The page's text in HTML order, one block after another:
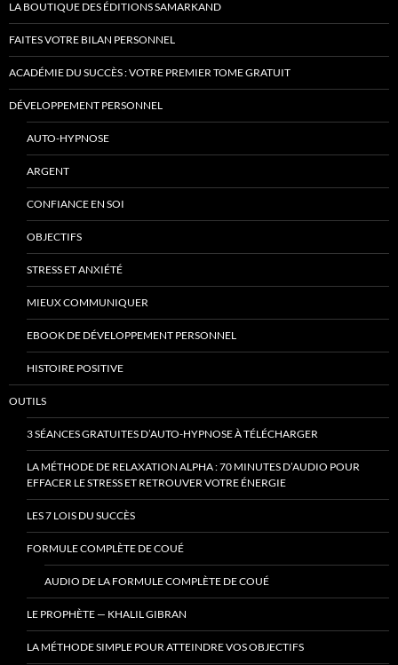
LA BOUTIQUE DES ÉDITIONS SAMARKAND
FAITES VOTRE BILAN PERSONNEL
ACADÉMIE DU SUCCÈS : VOTRE PREMIER TOME GRATUIT
DÉVELOPPEMENT PERSONNEL
AUTO-HYPNOSE
ARGENT
CONFIANCE EN SOI
OBJECTIFS
STRESS ET ANXIÉTÉ
MIEUX COMMUNIQUER
EBOOK DE DÉVELOPPEMENT PERSONNEL
HISTOIRE POSITIVE
OUTILS
3 SÉANCES GRATUITES D’AUTO-HYPNOSE À TÉLÉCHARGER
LA MÉTHODE DE RELAXATION ALPHA : 70 MINUTES D’AUDIO POUR
EFFACER LE STRESS ET RETROUVER VOTRE ÉNERGIE
LES 7 LOIS DU SUCCÈS
FORMULE COMPLÈTE DE COUÉ
AUDIO DE LA FORMULE COMPLÈTE DE COUÉ
LE PROPHÈTE — KHALIL GIBRAN
LA MÉTHODE SIMPLE POUR ATTEINDRE VOS OBJECTIFS